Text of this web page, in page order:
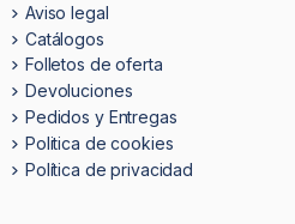
Aviso legal
Catálogos
Folletos de oferta
Devoluciones
Pedidos y Entregas
Politica de cookies
Política de privacidad